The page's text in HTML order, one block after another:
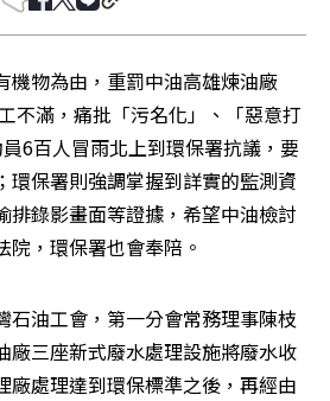
機物為由，重罰中油高雄煉油廠
不滿，痛批「污名化」、「惡意打
6百人冒雨北上到環保署抗議，要
環保署則強調掌握到詳實的監測資
排錄影畫面等證據，希望中油檢討
院，環保署也會奉陪。
石油工會，第一分會常務理事陳枝
廠三座新式廢水處理設施將廢水收
廠處理達到環保標準之後，再經由